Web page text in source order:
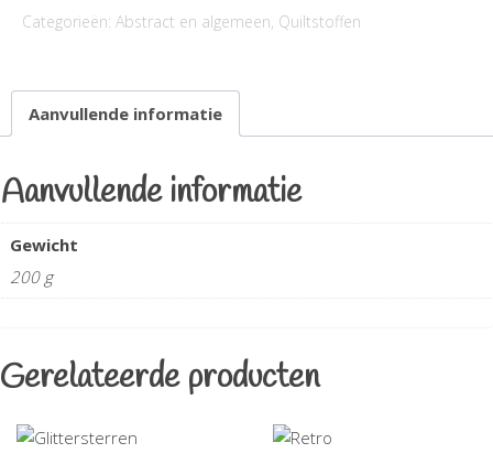
Categorieën: Abstract en algemeen, Quiltstoffen
Aanvullende informatie
Aanvullende informatie
Gewicht
200 g
Gerelateerde producten